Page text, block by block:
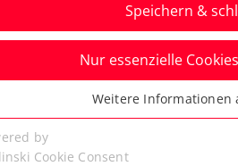
2. Wien-
Erler/
Speichern &
Nur essenzielle
Cookies werden für
benötigt. Dadurch ist
Weitere Informationen
by
Cookie Consent